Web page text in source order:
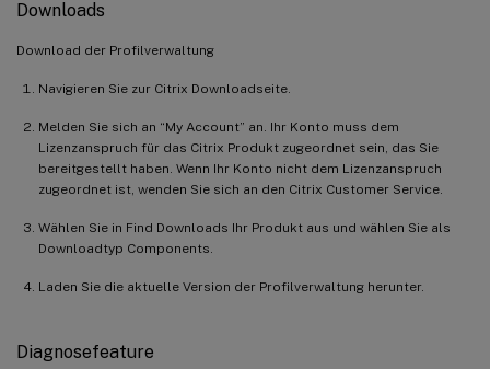
Downloads
Download der Profilverwaltung
Navigieren Sie zur Citrix Downloadseite.
Melden Sie sich an “My Account” an. Ihr Konto muss dem
Lizenzanspruch für das Citrix Produkt zugeordnet sein, das Sie
bereitgestellt haben. Wenn Ihr Konto nicht dem Lizenzanspruch
zugeordnet ist, wenden Sie sich an den Citrix Customer Service.
Wählen Sie in Find Downloads Ihr Produkt aus und wählen Sie als
Downloadtyp Components.
Laden Sie die aktuelle Version der Profilverwaltung herunter.
Diagnosefeature